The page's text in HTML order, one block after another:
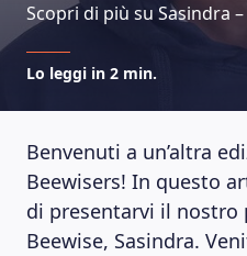
Scopri di più su Sasindra
Lo leggi in 2 min.
Benvenuti a un’altra
Beewisers! In questo
di presentarvi il nostro
Beewise, Sasindra.